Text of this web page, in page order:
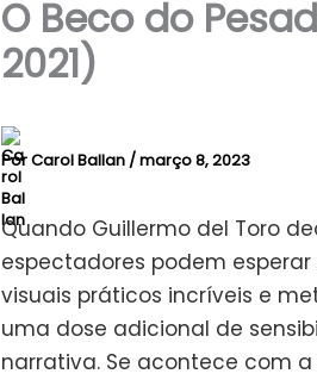
O Beco do
2021)
PorCarol Ballan /março 8, 2023
Quando Guillermo del Toro
espectadores podem
visuais práticos incríveis e
uma dose adicional de
narrativa. Se acontece com